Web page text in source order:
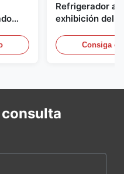
Refrigerador
exhibición del
aire abierto
Consiga el